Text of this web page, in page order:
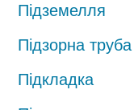
Підземелля
Підзорна труба
Підкладка